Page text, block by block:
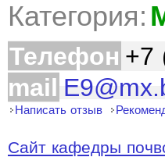
Категория:
Телефон +7
mail
Написать отзыв
Сайт кафедры